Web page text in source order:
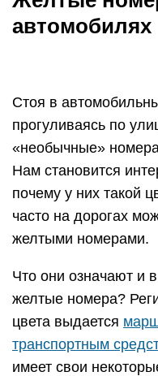
автомобилях
Стоя в
прогуливаясь по
«необычные»
Нам становится
почему у них такой
часто на дорогах
желтыми номерами.
Что они означают и
желтые номера?
цвета выдается
транспортным
имеет свои